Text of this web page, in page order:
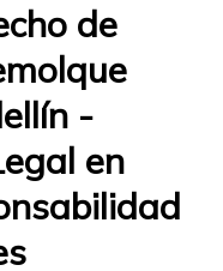
de
-
en